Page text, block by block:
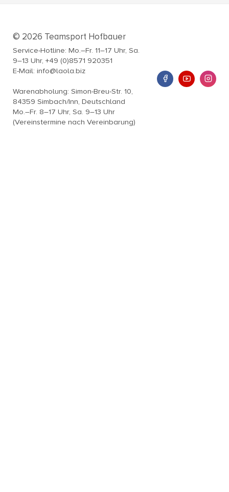
© 2026 Teamsport Hofbauer
Service-Hotline: Mo.–Fr. 11–17 Uhr, Sa.
9–13 Uhr, +49 (0)8571 920351
E-Mail: info@laola.biz
Warenabholung: Simon-Breu-Str. 10,
84359 Simbach/Inn, Deutschland
Mo.–Fr. 8–17 Uhr, Sa. 9–13 Uhr
(Vereinstermine nach Vereinbarung)